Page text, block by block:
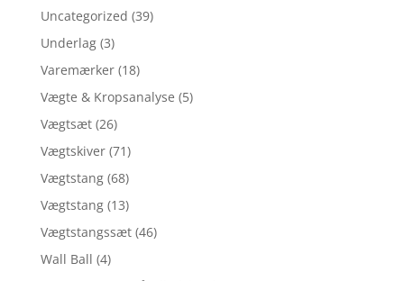
Uncategorized (39)
Underlag (3)
Varemærker (18)
Vægte & Kropsanalyse (5)
Vægtsæt (26)
Vægtskiver (71)
Vægtstang (68)
Vægtstang (13)
Vægtstangssæt (46)
Wall Ball (4)